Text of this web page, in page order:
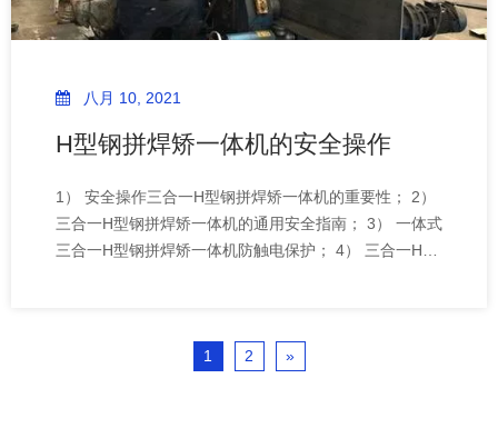
八月 10, 2021
H型钢拼焊矫一体机的安全操作
1） 安全操作三合一H型钢拼焊矫一体机的重要性； 2）
三合一H型钢拼焊矫一体机的通用安全指南； 3） 一体式
三合一H型钢拼焊矫一体机防触电保护； 4） 三合一H型
1
2 »